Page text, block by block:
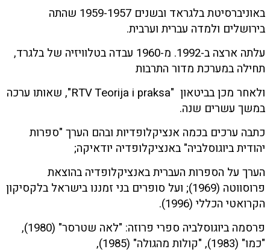
באוניברסיטת בלגראד ובשנים 1959-1957 שהתה
בירושלים ולמדה עברית וערבית.
עלתה ארצה ב-1992. מ-1960 עבדה בטלוויזיה של בלגרד,
תחילה במערכת מדור התרבות
ולאחר מכן בביטאון "RTV Teorija i praksa", שאותו ערכה
במשך עשרים שנה.
כתבה ערכים בכמה אנציקלופדיות ובהם הערך "ספרות
יהודית ביוגוסלביה" באנציקלופדיה יודאיקה;
הערך על הספרות העברית באנציקלופדיה בהוצאת
פרוסווטה (1969); ועל סופרים בני זמננו בישראל בלקסיקון
הקרואטי הכללי (1996).
פרסמה ביוגוסלביה ספרי פרוזה: "לאה שטרסר" (1980),
"כמו" (1983), "קולות מהגולה" (1985),